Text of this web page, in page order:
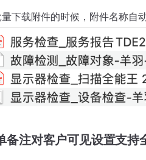
下载附件的时候，附件名称自
备注对客户可见设置支持